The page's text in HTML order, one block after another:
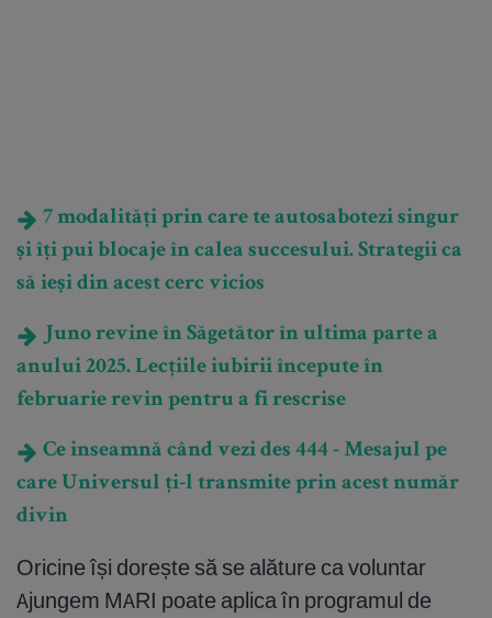
7 modalități prin care te autosabotezi singur
și îți pui blocaje în calea succesului. Strategii ca
să ieși din acest cerc vicios
Juno revine în Săgetător în ultima parte a
anului 2025. Lecțiile iubirii începute în
februarie revin pentru a fi rescrise
Ce inseamnă când vezi des 444 - Mesajul pe
care Universul ți-l transmite prin acest număr
divin
Oricine își dorește să se alăture ca voluntar
Ajungem MARI poate aplica în programul de